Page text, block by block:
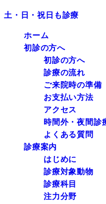
土・日・祝日も診療
ホーム
初診の方へ
初診の方へ
診療の流れ
ご来院時の準備
お支払い方法
アクセス
時間外・夜間診
よくある質問
診療案内
はじめに
診療対象動物
診療科目
注力分野